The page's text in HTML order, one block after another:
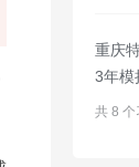
重庆
3年模
共 8 个